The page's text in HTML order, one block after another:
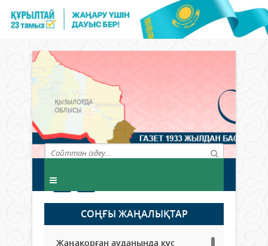
СОҢҒЫ ЖАҢАЛЫҚТАР
Жаңақорған ауданында құс